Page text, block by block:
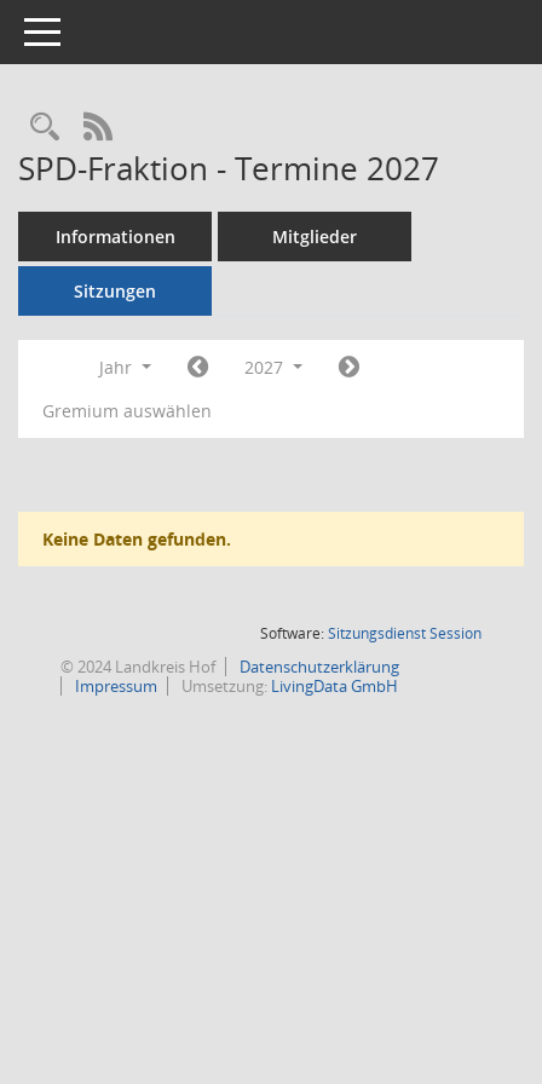
Toggle navigation
Rechercheauswahl
RSS-Feed
SPD-Fraktion - Termine 2027
Informationen Mitglieder
Sitzungen
Jahr
2027
Gremium auswählen
Keine Daten gefunden.
Software:SitzungsdienstSession(Wird in
© 2024 Landkreis Hof
Datenschutzerklärung
Impressum
Umsetzung: LivingData GmbH